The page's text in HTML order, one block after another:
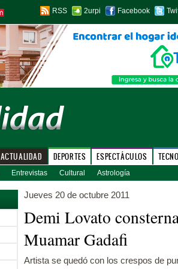
RSS 2urpi Facebook
ACTUALIDAD DEPORTES ESPECTÁCULOS
Entrevistas Cultural Astrología
Jueves 20 de octubre 2011
Demi Lovato
Muamar Gadafi
Artista se quedó con los crespos de